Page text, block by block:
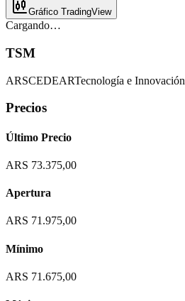
Gráfico TradingView
Cargando…
TSM
ARSCEDEARTecnología e Innovación
Precios
Último Precio
ARS 73.375,00
Apertura
ARS 71.975,00
Mínimo
ARS 71.675,00